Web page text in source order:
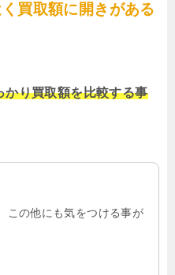
買取額に開きがある
かり買取額を比較する事
この他にも気をつける事が